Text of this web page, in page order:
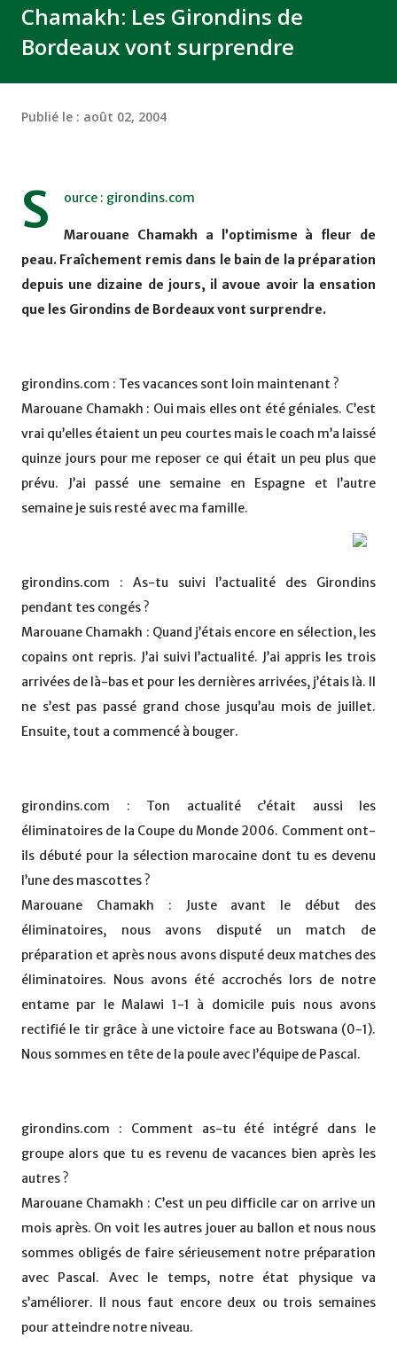
Chamakh: Les Girondins de
Bordeaux vont surprendre
Publié le : août 02, 2004
S ource : girondins.com
Marouane Chamakh a l’optimisme à fleur de
peau. Fraîchement remis dans le bain de la préparation
depuis une dizaine de jours, il avoue avoir la ensation
que les Girondins de Bordeaux vont surprendre.
girondins.com : Tes vacances sont loin maintenant ?
Marouane Chamakh : Oui mais elles ont été géniales. C’est
vrai qu’elles étaient un peu courtes mais le coach m’a laissé
quinze jours pour me reposer ce qui était un peu plus que
prévu. J’ai passé une semaine en Espagne et l’autre
semaine je suis resté avec ma famille.
girondins.com : As-tu suivi l’actualité des Girondins
pendant tes congés ?
Marouane Chamakh : Quand j’étais encore en sélection, les
copains ont repris. J’ai suivi l’actualité. J’ai appris les trois
arrivées de là-bas et pour les dernières arrivées, j’étais là. Il
ne s’est pas passé grand chose jusqu’au mois de juillet.
Ensuite, tout a commencé à bouger.
girondins.com : Ton actualité c’était aussi les
éliminatoires de la Coupe du Monde 2006. Comment ont-
ils débuté pour la sélection marocaine dont tu es devenu
l’une des mascottes ?
Marouane Chamakh : Juste avant le début des
éliminatoires, nous avons disputé un match de
préparation et après nous avons disputé deux matches des
éliminatoires. Nous avons été accrochés lors de notre
entame par le Malawi 1-1 à domicile puis nous avons
rectifié le tir grâce à une victoire face au Botswana (0-1).
Nous sommes en tête de la poule avec l’équipe de Pascal.
girondins.com : Comment as-tu été intégré dans le
groupe alors que tu es revenu de vacances bien après les
autres ?
Marouane Chamakh : C’est un peu difficile car on arrive un
mois après. On voit les autres jouer au ballon et nous nous
sommes obligés de faire sérieusement notre préparation
avec Pascal. Avec le temps, notre état physique va
s’améliorer. Il nous faut encore deux ou trois semaines
pour atteindre notre niveau.